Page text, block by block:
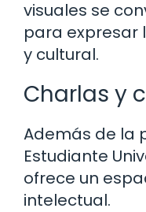
visuales se
para expresar
y cultural.
Charlas y
Además de la
Estudiante
ofrece un
intelectual.